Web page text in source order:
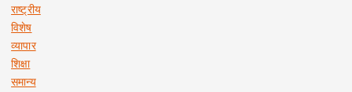
राष्ट्रीय
विशेष
व्यापार
शिक्षा
समान्य